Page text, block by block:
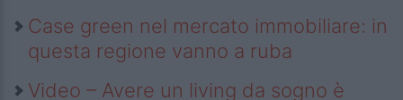
Case green nel mercato immobiliare: in
questa regione vanno a ruba
Video – Avere un living da sogno è